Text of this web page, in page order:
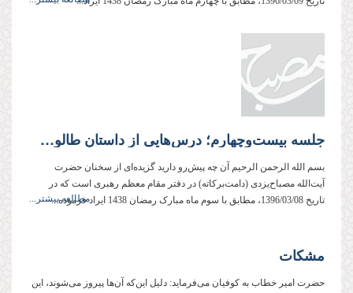
جلسه بیست‌وچهارم؛ درس‌هایی از داستان طالوت و جالوت
بسم الله الرحمن الرحیم آن چه پیش‌رو دارید گزیده‌ای از سخنان حضرت
آیت‌الله مصباح‌یزدی (دامت‌بركاته) در دفتر مقام معظم رهبری است كه در
تاریخ 1396/03/08، مطابق با سوم ماه مبارک رمضان 1438 ایراد فرموده‌...
مطالعه بیشتر...
مشکات
حضرت امیر خطاب به کوفیان می‌فرماید: دلیل این‌که آن‌ها پیروز می‌شوند، این